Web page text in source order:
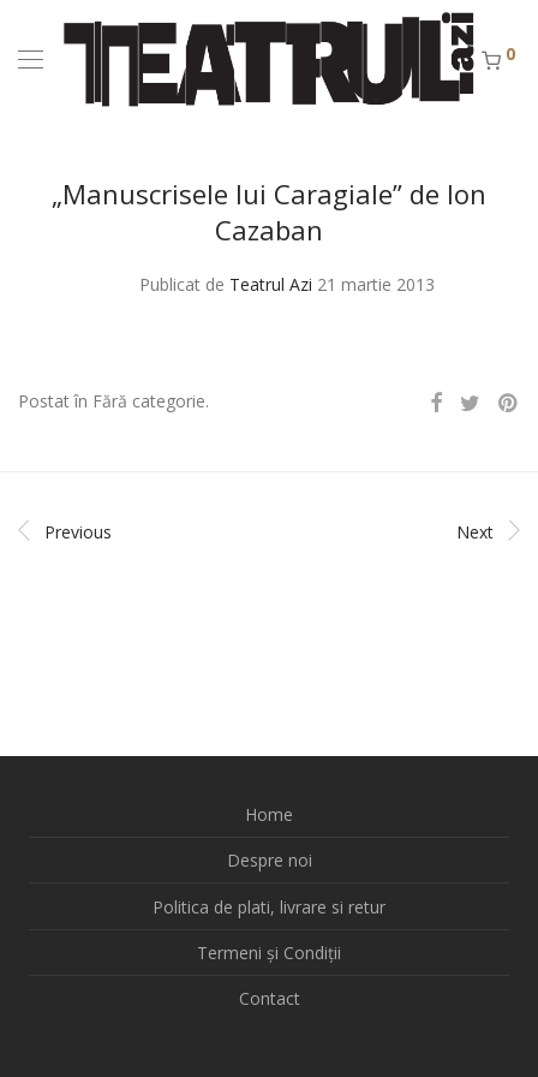
0
„Manuscrisele lui Caragiale” de Ion
Cazaban
Publicat de Teatrul Azi 21 martie 2013
Postat în Fără categorie.
Previous Next
Home
Despre noi
Politica de plati, livrare si retur
Termeni și Condiții
Contact